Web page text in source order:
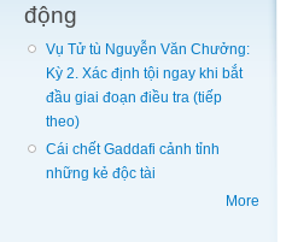
động
Vụ Tử tù Nguyễn Văn Chưởng:
Kỳ 2. Xác định tội ngay khi bắt
đầu giai đoạn điều tra (tiếp
theo)
Cái chết Gaddafi cảnh tỉnh
những kẻ độc tài
More